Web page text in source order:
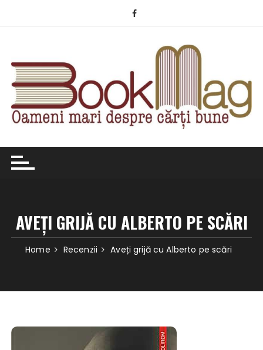
AVEȚI GRIJĂ CU ALBERTO PE SCĂRI
Home Recenzii Aveți grijă cu Alberto pe scări